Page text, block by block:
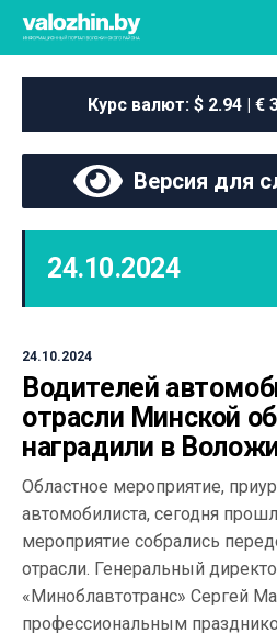
Курс валют: $ 2.94 | €
Версия для
24.10.2024
24.10.2024
Водителей
отрасли Минской
наградили в
Областное мероприятие,
автомобилиста, сегодня
мероприятие собрались
отрасли. Генеральный
«Миноблавтотранс» Сергей
профессиональным